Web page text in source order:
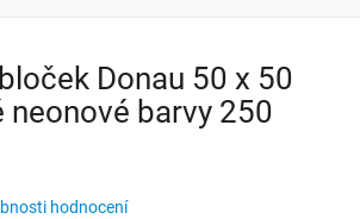
Donau 50 x 50
neonové barvy 250
hodnocení